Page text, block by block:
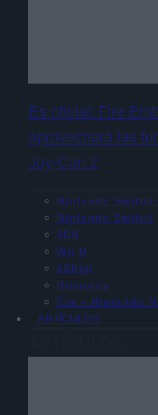
Es oficial: Fire
aprovechará las
Joy-Con 2
Nintendo Switch
Nintendo Switch
3DS
Wii U
eShop
Rumores
Era – Nintendo
ARTÍCULOS